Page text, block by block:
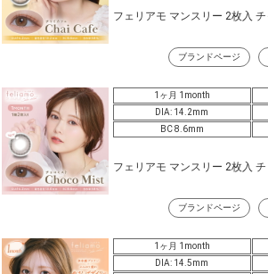
フェリアモ マンスリー 2枚入
ブランドページ
1ヶ月 1month
DIA: 14.2mm
BC 8.6mm
フェリアモ マンスリー 2枚入 チ
ブランドページ
1ヶ月 1month
DIA: 14.5mm